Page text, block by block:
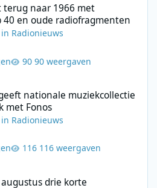
terug naar 1966 met
40 en oude radiofragmenten
in Radionieuws
90 weergaven
nationale muziekcollectie
met Fonos
in Radionieuws
116 weergaven
drie korte